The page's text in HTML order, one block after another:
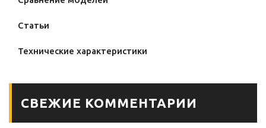
Статьи
Технические характеристики
СВЕЖИЕ КОММЕНТАРИИ